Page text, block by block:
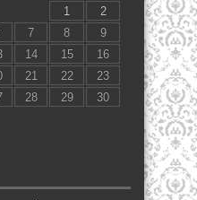
1
2
7 8
9
14 15
16
21 22
23
28 29
30